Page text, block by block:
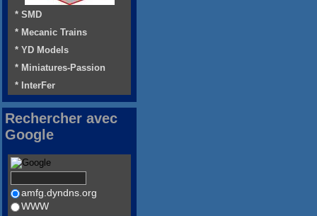
* SMD
* Mecanic Trains
* YD Models
* Miniatures-Passion
* InterFer
Rechercher avec
Google
amfg.dyndns.org
WWW